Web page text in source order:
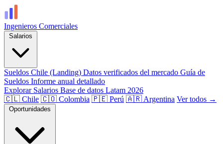
Ingenieros Comerciales
Salarios
Sueldos Chile (Landing) Datos verificados del mercado Guía de
Sueldos Informe anual detallado
Explorar Salarios Base de datos Latam 2026
🇨🇱 Chile 🇨🇴 Colombia 🇵🇪 Perú 🇦🇷 Argentina Ver todos →
Oportunidades